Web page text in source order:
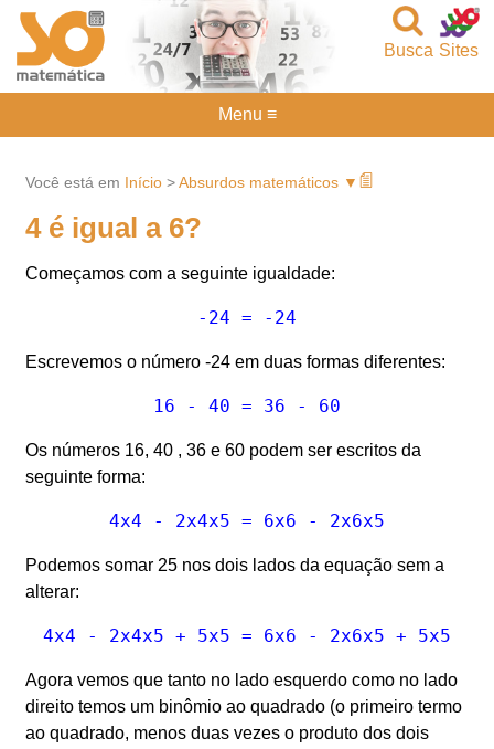
Sites
Busca
Você está em Início >Absurdos matemáticos ▼
4 é igual a 6?
Começamos com a seguinte igualdade:
Escrevemos o número -24 em duas formas diferentes:
Os números 16, 40 , 36 e 60 podem ser escritos da
seguinte forma:
Podemos somar 25 nos dois lados da equação sem a
alterar:
Agora vemos que tanto no lado esquerdo como no lado
direito temos um binômio ao quadrado (o primeiro termo
ao quadrado, menos duas vezes o produto dos dois